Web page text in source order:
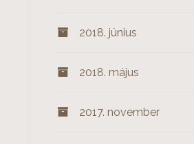
2018. június
2018. május
2017. november